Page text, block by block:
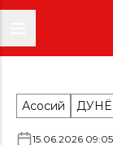
Асосий ДУНË
15.06.2026 09:05